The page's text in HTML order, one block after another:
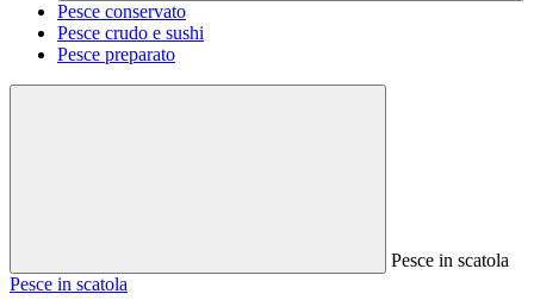
Pesce conservato
Pesce crudo e sushi
Pesce preparato
Pesce in scatola
Pesce in scatola